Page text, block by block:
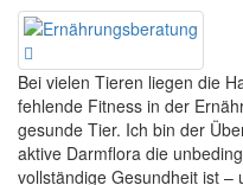
Bei vielen Tieren liegen die
fehlende Fitness in der
gesunde Tier. Ich bin der
aktive Darmflora die
vollständige Gesundheit ist